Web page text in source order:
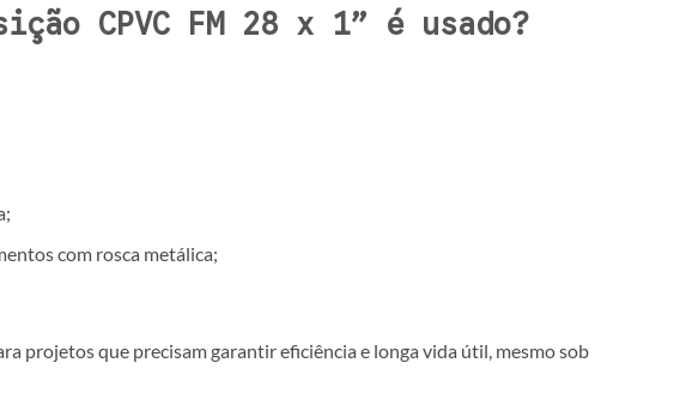
CPVC FM 28 x 1” é usado?
com rosca metálica;
projetos que precisam garantir eficiência e longa vida útil, mesmo sob